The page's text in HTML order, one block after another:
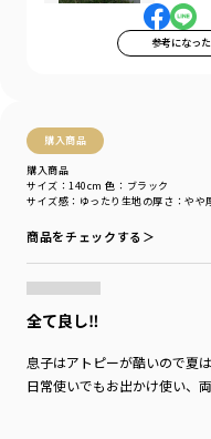
参考になった
購入商品
購入商品
サイズ感 ：ゆったり 生地の厚さ ：やや
サイズ：140cm 色：ブラック
商品をチェックする＞
全て良し‼︎
息子はアトピーが酷いので夏
日常使いでもお出かけ使い、